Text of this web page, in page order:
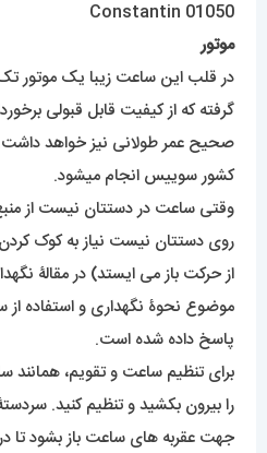
موتور
در قلب این ساعت زیبا یک موتور تک
گرفته که از کیفیت قابل قبولی
صحیح عمر طولانی نیز خواهد
کشور سوییس انجام میشود.
وقتی ساعت در دستتان نیست از
روی دستتان نیست نیاز به کوک
از حرکت باز می ایستد) در مقالۀ
موضوع نحوۀ نگهداری و استفاده از
پاسخ داده شده است.
برای تنظیم ساعت و تقویم، همانند
را بیرون بکشید و تنظیم کنید.
جهت عقربه های ساعت باز بشود تا